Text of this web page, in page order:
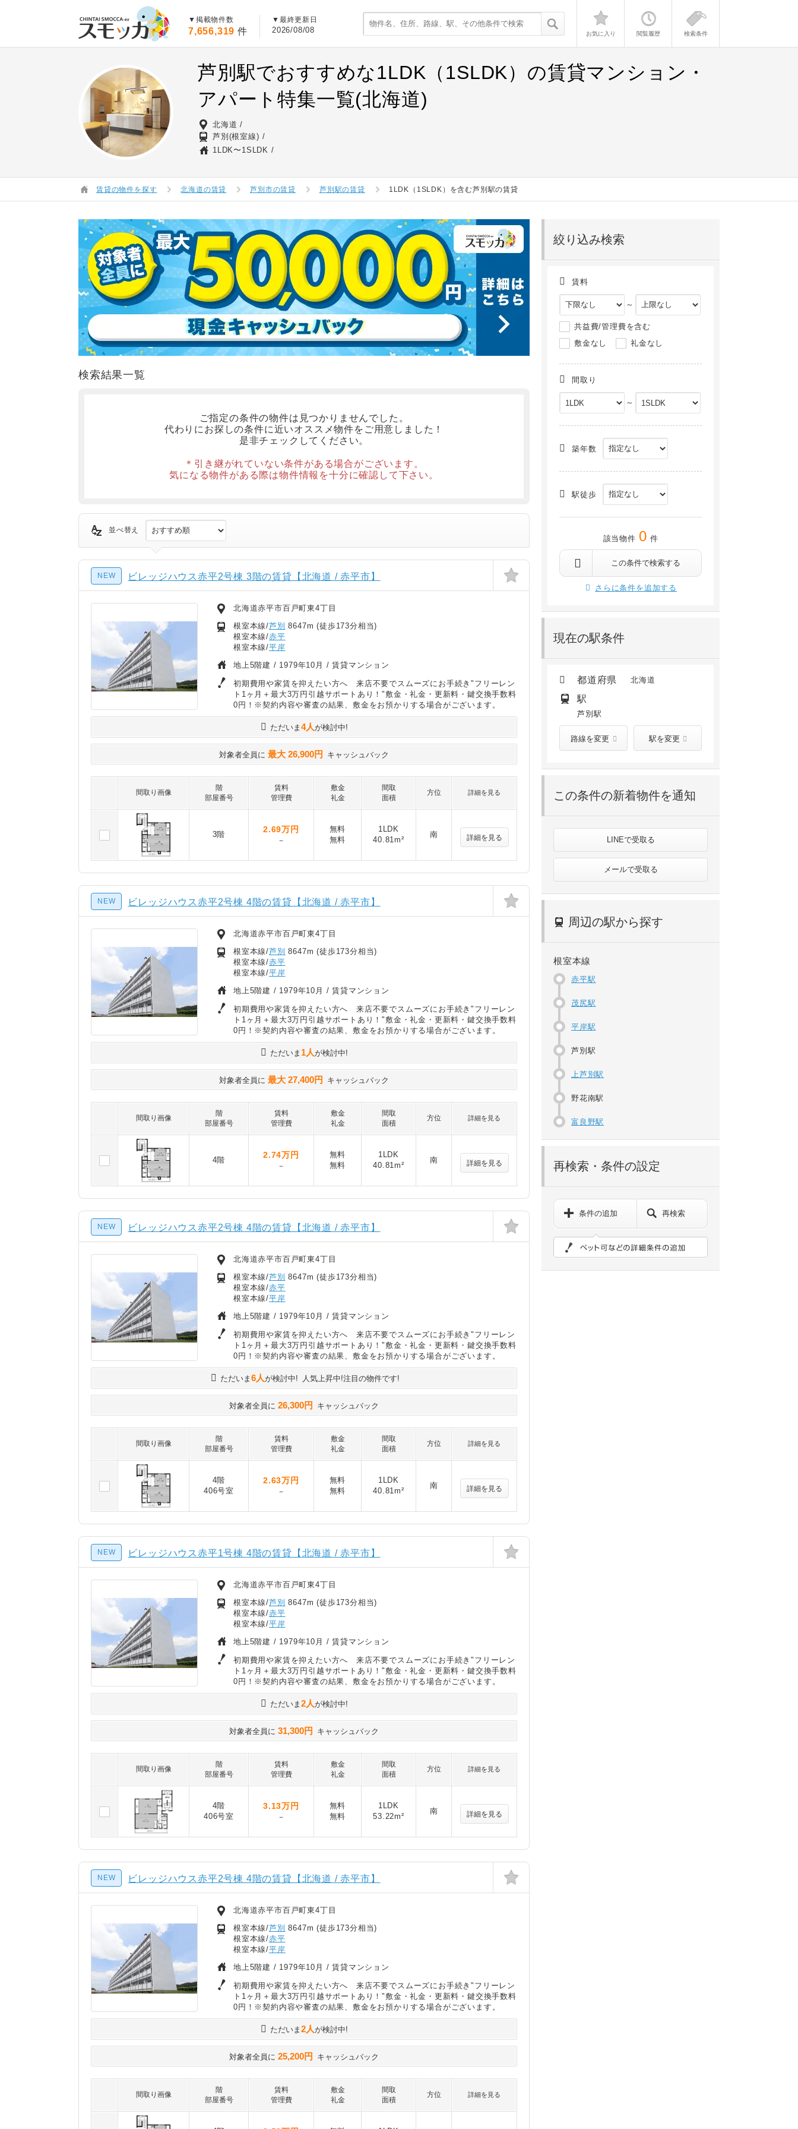
▼掲載物件数
7,656,319 件
▼最終更新日
2026/08/08 お気に入り 閲覧履歴 検索条件
芦別駅でおすすめな1LDK（1SLDK）の賃貸マンション・
アパート特集一覧(北海道)
北海道
芦別(根室線)
1LDK〜1SLDK
賃貸の物件を探す 北海道の賃貸 芦別市の賃貸 芦別駅の賃貸 1LDK（1SLDK）を含む芦別駅の賃貸
絞り込み検索
賃料
～
共益費/管理費を含む
敷金なし
礼金なし
間取り
～
築年数
駅徒歩
該当物件 0 件
この条件で検索する
さらに条件を追加する
現在の駅条件
都道府県 北海道
駅
芦別駅
路線を変更 駅を変更
この条件の新着物件を通知
LINEで受取る
メールで受取る
周辺の駅から探す
根室本線
赤平駅
茂尻駅
平岸駅
芦別駅
上芦別駅
野花南駅
富良野駅
再検索・条件の設定
条件の追加 再検索
検索結果一覧
ご指定の条件の物件は見つかりませんでした。
代わりにお探しの条件に近いオススメ物件をご用意しました！
是非チェックしてください。
＊引き継がれていない条件がある場合がございます。
気になる物件がある際は物件情報を十分に確認して下さい。
並べ替え
NEW ビレッジハウス赤平2号棟 3階の賃貸【北海道 / 赤平市】
北海道赤平市百戸町東4丁目
根室本線/芦別 8647m (徒歩173分相当)
根室本線/赤平
根室本線/平岸
地上5階建 / 1979年10月 / 賃貸マンション
初期費用や家賃を抑えたい方へ 来店不要でスムーズにお手続き"フリーレン
ト1ヶ月＋最大3万円引越サポートあり！"敷金・礼金・更新料・鍵交換手数料
0円！※契約内容や審査の結果、敷金をお預かりする場合がございます。
ただいま 4人が検討中!
対象者全員に 最大 26,900円 キャッシュバック
間取り画像
階
部屋番号
賃料
管理費
敷金
礼金
間取
面積
方位 詳細を見る
3階
2.69万円
－
無料
無料
1LDK
40.81m²
南 詳細を見る
NEW ビレッジハウス赤平2号棟 4階の賃貸【北海道 / 赤平市】
北海道赤平市百戸町東4丁目
根室本線/芦別 8647m (徒歩173分相当)
根室本線/赤平
根室本線/平岸
地上5階建 / 1979年10月 / 賃貸マンション
初期費用や家賃を抑えたい方へ 来店不要でスムーズにお手続き"フリーレン
ト1ヶ月＋最大3万円引越サポートあり！"敷金・礼金・更新料・鍵交換手数料
0円！※契約内容や審査の結果、敷金をお預かりする場合がございます。
ただいま 1人が検討中!
対象者全員に 最大 27,400円 キャッシュバック
間取り画像
階
部屋番号
賃料
管理費
敷金
礼金
間取
面積
方位 詳細を見る
4階
2.74万円
－
無料
無料
1LDK
40.81m²
南 詳細を見る
NEW ビレッジハウス赤平2号棟 4階の賃貸【北海道 / 赤平市】
北海道赤平市百戸町東4丁目
根室本線/芦別 8647m (徒歩173分相当)
根室本線/赤平
根室本線/平岸
地上5階建 / 1979年10月 / 賃貸マンション
初期費用や家賃を抑えたい方へ 来店不要でスムーズにお手続き"フリーレン
ト1ヶ月＋最大3万円引越サポートあり！"敷金・礼金・更新料・鍵交換手数料
0円！※契約内容や審査の結果、敷金をお預かりする場合がございます。
ただいま 6人が検討中! 人気上昇中!注目の物件です!
対象者全員に 26,300円 キャッシュバック
間取り画像
階
部屋番号
賃料
管理費
敷金
礼金
間取
面積
方位 詳細を見る
4階
406号室
2.63万円
－
無料
無料
1LDK
40.81m²
南 詳細を見る
NEW ビレッジハウス赤平1号棟 4階の賃貸【北海道 / 赤平市】
北海道赤平市百戸町東4丁目
根室本線/芦別 8647m (徒歩173分相当)
根室本線/赤平
根室本線/平岸
地上5階建 / 1979年10月 / 賃貸マンション
初期費用や家賃を抑えたい方へ 来店不要でスムーズにお手続き"フリーレン
ト1ヶ月＋最大3万円引越サポートあり！"敷金・礼金・更新料・鍵交換手数料
0円！※契約内容や審査の結果、敷金をお預かりする場合がございます。
ただいま 2人が検討中!
対象者全員に 31,300円 キャッシュバック
間取り画像
階
部屋番号
賃料
管理費
敷金
礼金
間取
面積
方位 詳細を見る
4階
406号室
3.13万円
－
無料
無料
1LDK
53.22m²
南 詳細を見る
NEW ビレッジハウス赤平2号棟 4階の賃貸【北海道 / 赤平市】
北海道赤平市百戸町東4丁目
根室本線/芦別 8647m (徒歩173分相当)
根室本線/赤平
根室本線/平岸
地上5階建 / 1979年10月 / 賃貸マンション
初期費用や家賃を抑えたい方へ 来店不要でスムーズにお手続き"フリーレン
ト1ヶ月＋最大3万円引越サポートあり！"敷金・礼金・更新料・鍵交換手数料
0円！※契約内容や審査の結果、敷金をお預かりする場合がございます。
ただいま 2人が検討中!
対象者全員に 25,200円 キャッシュバック
間取り画像
階
部屋番号
賃料
管理費
敷金
礼金
間取
面積
方位 詳細を見る